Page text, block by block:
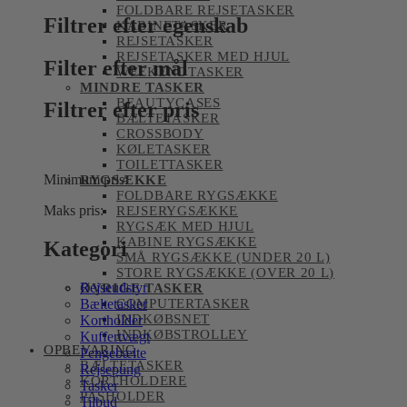
FOLDBARE REJSETASKER
KABINETASKER
REJSETASKER
REJSETASKER MED HJUL
WEEKENDTASKER
MINDRE TASKER
BEAUTYCASES
BÆLTETASKER
CROSSBODY
KØLETASKER
TOILETTASKER
RYGSÆKKE
FOLDBARE RYGSÆKKE
REJSERYGSÆKKE
RYGSÆK MED HJUL
KABINE RYGSÆKKE
SMÅ RYGSÆKKE (UNDER 20 L)
STORE RYGSÆKKE (OVER 20 L)
ØVRIGE TASKER
COMPUTERTASKER
INDKØBSNET
INDKØBSTROLLEY
OPBEVARING
BÆLTETASKER
KORTHOLDERE
PASHOLDER
Filtrer efter egenskab
Filter efter mål
Filtrer efter pris
Minimum pris:
Maks pris:
Kategori
Rejseudstyr
Bæltetasker
Kortholder
Kuffertvægt
Pengebælte
Rejsepung
Tasker
Tilbud